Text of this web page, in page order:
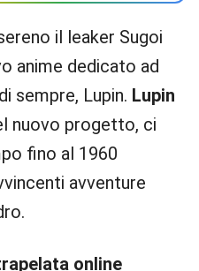
il leaker Sugoi
anime dedicato ad
sempre, Lupin. Lupin
nuovo progetto, ci
fino al 1960
avventure
online